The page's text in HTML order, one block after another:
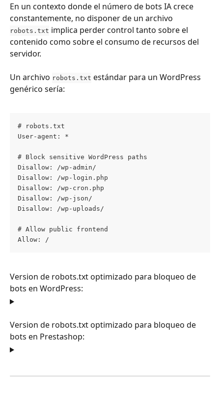
En un contexto donde el número de bots IA crece
constantemente, no disponer de un archivo
robots.txt implica perder control tanto sobre el
contenido como sobre el consumo de recursos del
servidor.
Un archivo robots.txt estándar para un WordPress
genérico sería:
# robots.txt
User-agent: *
# Block sensitive WordPress paths
Disallow: /wp-admin/
Disallow: /wp-login.php
Disallow: /wp-cron.php
Disallow: /wp-json/
Disallow: /wp-uploads/
# Allow public frontend
Allow: /
Version de robots.txt optimizado para bloqueo de
bots en WordPress:
Version de robots.txt optimizado para bloqueo de
bots en Prestashop: